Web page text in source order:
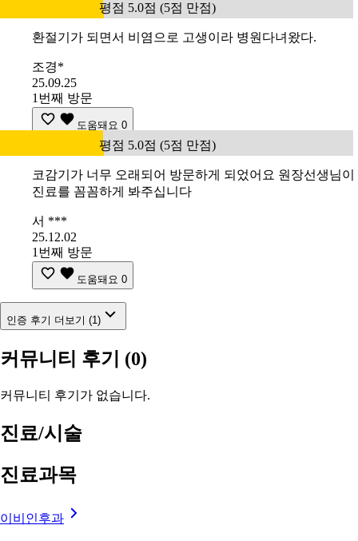
평점 5.0점 (5점 만점)
환절기가 되면서 비염으로 고생이라 병원다녀왔다.
조경*
25.09.25
1번째 방문
도움돼요 0
평점 5.0점 (5점 만점)
코감기가 너무 오래되어 방문하게 되었어요 원장선생님이
진료를 꼼꼼하게 봐주십니다
서 ***
25.12.02
1번째 방문
도움돼요 0
인증 후기 더보기 (1)
커뮤니티 후기 (0)
커뮤니티 후기가 없습니다.
진료/시술
진료과목
이비인후과